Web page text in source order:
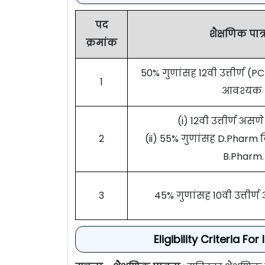
पद
क्रमांक
शैक्षणिक
1
50% गुणांसह 12वी उत्तीर्ण
आवश्यक
2
(i) 12वी उत्तीर्ण
(ii) 55% गुणांसह D.Pharm
B.Pharm.
3 45% गुणांसह 10वी
Eligibility Criteria For